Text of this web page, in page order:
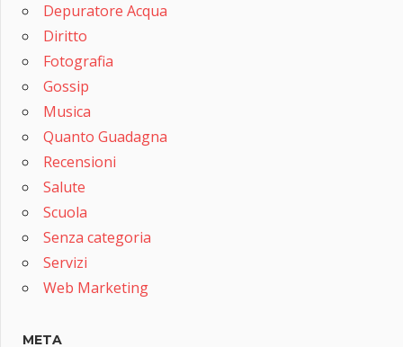
Depuratore Acqua
Diritto
Fotografia
Gossip
Musica
Quanto Guadagna
Recensioni
Salute
Scuola
Senza categoria
Servizi
Web Marketing
META